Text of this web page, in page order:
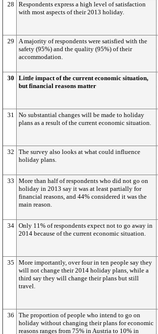
28
Respondents express a high level of satisfaction
with most aspects of their 2013 holiday.
29
A majority of respondents were satisfied with the
safety (95%) and the quality (95%) of their
accommodation.
30
Little impact of the current economic situation,
but financial reasons matter
31
No substantial changes will be made to holiday
plans as a result of the current economic situation.
32
The survey also looks at what could influence
holiday plans.
33
More than half of respondents who did not go on
holiday in 2013 say it was at least partially for
financial reasons, and 44% considered it was the
main reason.
34 Only 11% of respondents expect not to go away in
2014 because of the current economic situation.
35
More importantly, over four in ten people say they
will not change their 2014 holiday plans, while a
third say they will change their plans but still
travel.
36
The proportion of people who intend to go on
holiday without changing their plans for economic
reasons ranges from 75% in Austria to 10% in